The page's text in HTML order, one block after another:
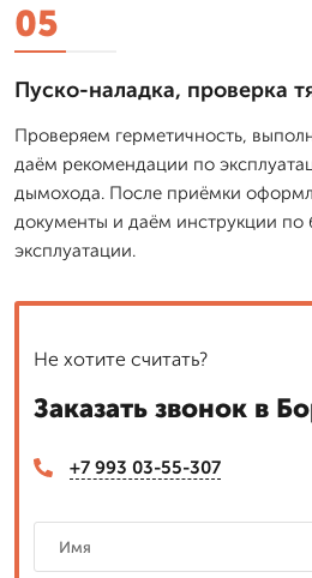
05
Пуско-наладка, проверка
Проверяем герметичность,
даём рекомендации по
дымохода. После приёмки
документы и даём инструкции по
эксплуатации.
Не хотите считать?
Заказать звонок в
+7 993 03-55-307